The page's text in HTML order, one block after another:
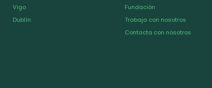
Vigo
Dublín
Fundación
Trabaja con nosotros
Contacta con nosotros